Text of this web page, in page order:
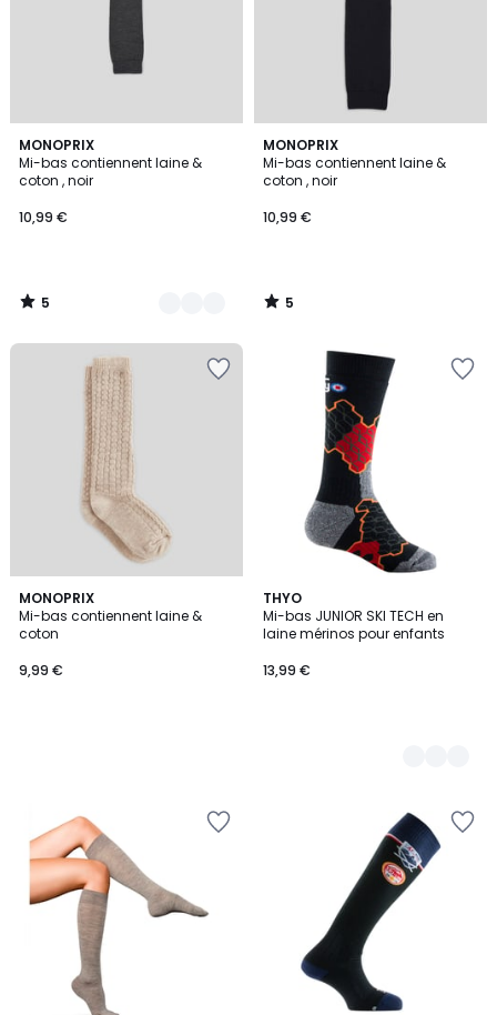
MONOPRIX
Mi-bas contiennent laine &
coton , noir
10,99 €
5
/
5
2
Couleurs
5
/
MONOPRIX
Mi-bas contiennent laine &
coton , noir
10,99 €
5
/
5
5
/
MONOPRIX
Mi-bas contiennent laine &
coton
9,99 €
THYO
Mi-bas JUNIOR SKI TECH en
laine mérinos pour enfants
13,99 €
2
Couleurs